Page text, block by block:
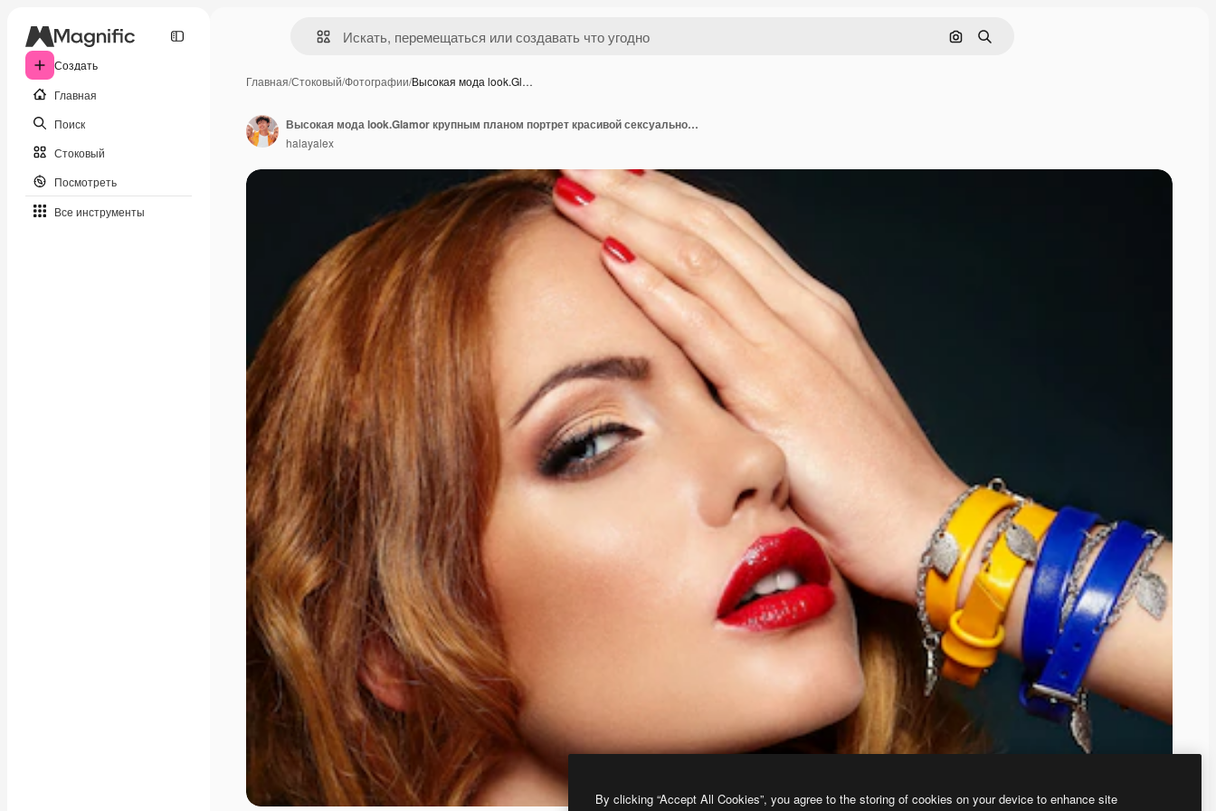
Создать
Главная
Поиск
Стоковый
Посмотреть
Все инструменты
Поиск по изображению
Поиск
Главная/Стоковый/Фотографии/Высокая мода look.Gl…
Высокая мода look.Glamor крупным планом портрет красивой сексуальной стильной белокурой кавказской модели молодой женщины с ярким макияжем, с красными губами
halayalex
By clicking “Accept All Cookies”, you agree to the storing of cookies on your device to enhance site